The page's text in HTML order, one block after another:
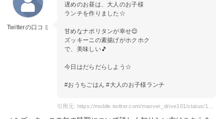
Twitterの口コミ
遅めのお昼は、大人のお子様
ランチを作りました☆
甘めなナポリタンが幸せ😌
ズッキーニの素揚げがホクホク
で、美味しい🎵
今日はだらだらしよう☆
#おうちごはん #大人のお子様ランチ